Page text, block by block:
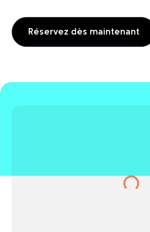
Réservez dès maintenant